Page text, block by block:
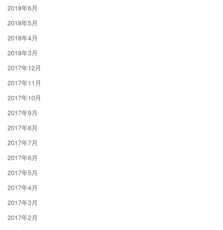
2018年6月
2018年5月
2018年4月
2018年3月
2017年12月
2017年11月
2017年10月
2017年9月
2017年8月
2017年7月
2017年6月
2017年5月
2017年4月
2017年3月
2017年2月